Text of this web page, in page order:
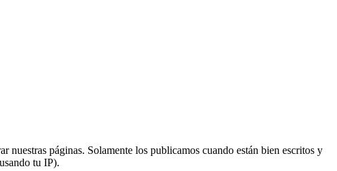
páginas. Solamente los publicamos cuando están bien escritos y
tu IP).